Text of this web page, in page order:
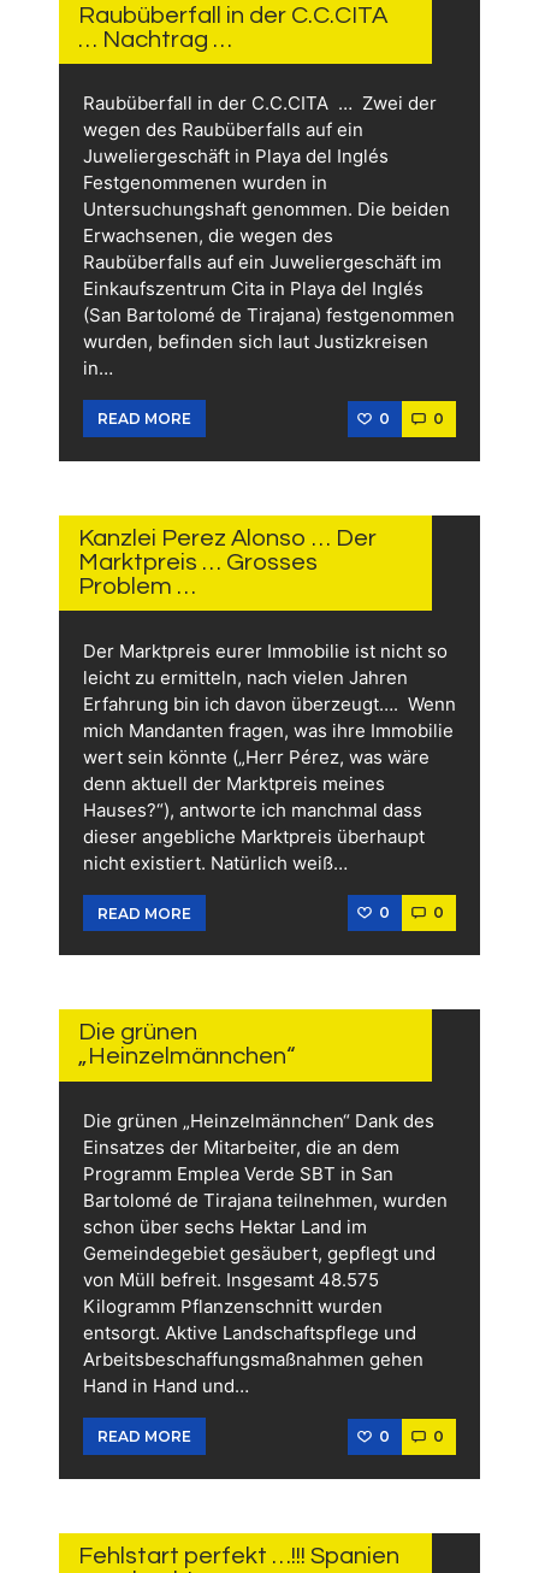
Raubüberfall in der C.C.CITA
… Nachtrag …
Raubüberfall in der C.C.CITA … Zwei der
wegen des Raubüberfalls auf ein
Juweliergeschäft in Playa del Inglés
Festgenommenen wurden in
Untersuchungshaft genommen. Die beiden
Erwachsenen, die wegen des
Raubüberfalls auf ein Juweliergeschäft im
Einkaufszentrum Cita in Playa del Inglés
(San Bartolomé de Tirajana) festgenommen
wurden, befinden sich laut Justizkreisen
in…
READ MORE 0 0
Kanzlei Perez Alonso … Der
Marktpreis … Grosses
Problem …
Der Marktpreis eurer Immobilie ist nicht so
leicht zu ermitteln, nach vielen Jahren
Erfahrung bin ich davon überzeugt…. Wenn
mich Mandanten fragen, was ihre Immobilie
wert sein könnte („Herr Pérez, was wäre
denn aktuell der Marktpreis meines
Hauses?“), antworte ich manchmal dass
dieser angebliche Marktpreis überhaupt
nicht existiert. Natürlich weiß…
READ MORE 0 0
2026
Die grünen
„Heinzelmännchen“
Die grünen „Heinzelmännchen“ Dank des
Einsatzes der Mitarbeiter, die an dem
Programm Emplea Verde SBT in San
Bartolomé de Tirajana teilnehmen, wurden
schon über sechs Hektar Land im
Gemeindegebiet gesäubert, gepflegt und
von Müll befreit. Insgesamt 48.575
Kilogramm Pflanzenschnitt wurden
entsorgt. Aktive Landschaftspflege und
Arbeitsbeschaffungsmaßnahmen gehen
Hand in Hand und…
READ MORE 0 0
2026
Fehlstart perfekt …!!! Spanien